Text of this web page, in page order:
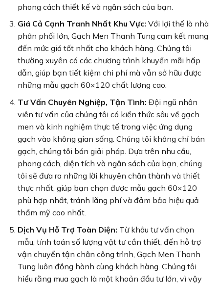
phong cách thiết kế và ngân sách của bạn.
Giá Cả Cạnh Tranh Nhất Khu Vực: Với lợi thế là nhà
phân phối lớn, Gạch Men Thanh Tung cam kết mang
đến mức giá tốt nhất cho khách hàng. Chúng tôi
thường xuyên có các chương trình khuyến mãi hấp
dẫn, giúp bạn tiết kiệm chi phí mà vẫn sở hữu được
những mẫu gạch 60×120 chất lượng cao.
Tư Vấn Chuyên Nghiệp, Tận Tình: Đội ngũ nhân
viên tư vấn của chúng tôi có kiến thức sâu về gạch
men và kinh nghiệm thực tế trong việc ứng dụng
gạch vào không gian sống. Chúng tôi không chỉ bán
gạch, chúng tôi bán giải pháp. Dựa trên nhu cầu,
phong cách, diện tích và ngân sách của bạn, chúng
tôi sẽ đưa ra những lời khuyên chân thành và thiết
thực nhất, giúp bạn chọn được mẫu gạch 60×120
phù hợp nhất, tránh lãng phí và đảm bảo hiệu quả
thẩm mỹ cao nhất.
Dịch Vụ Hỗ Trợ Toàn Diện: Từ khâu tư vấn chọn
mẫu, tính toán số lượng vật tư cần thiết, đến hỗ trợ
vận chuyển tận chân công trình, Gạch Men Thanh
Tung luôn đồng hành cùng khách hàng. Chúng tôi
hiểu rằng mua gạch là một khoản đầu tư lớn, vì vậy